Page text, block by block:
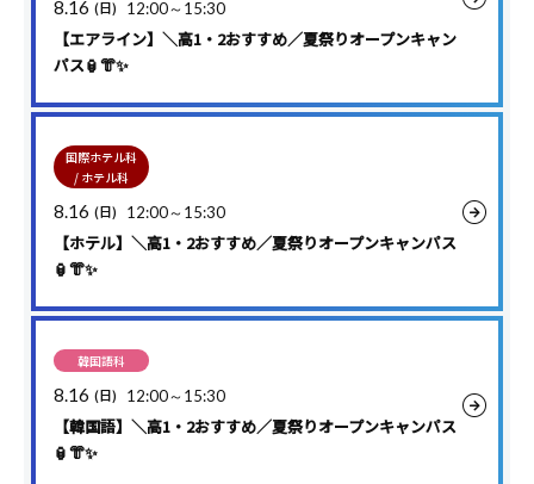
8.16 (日) 12:00～15:30
【エアライン】＼高1・2おすすめ／夏祭りオープンキャン
パス🏮👘✨
国際ホテル科
/ ホテル科
8.16 (日) 12:00～15:30
【ホテル】＼高1・2おすすめ／夏祭りオープンキャンパス
🏮👘✨
韓国語科
8.16 (日) 12:00～15:30
【韓国語】＼高1・2おすすめ／夏祭りオープンキャンパス
🏮👘✨